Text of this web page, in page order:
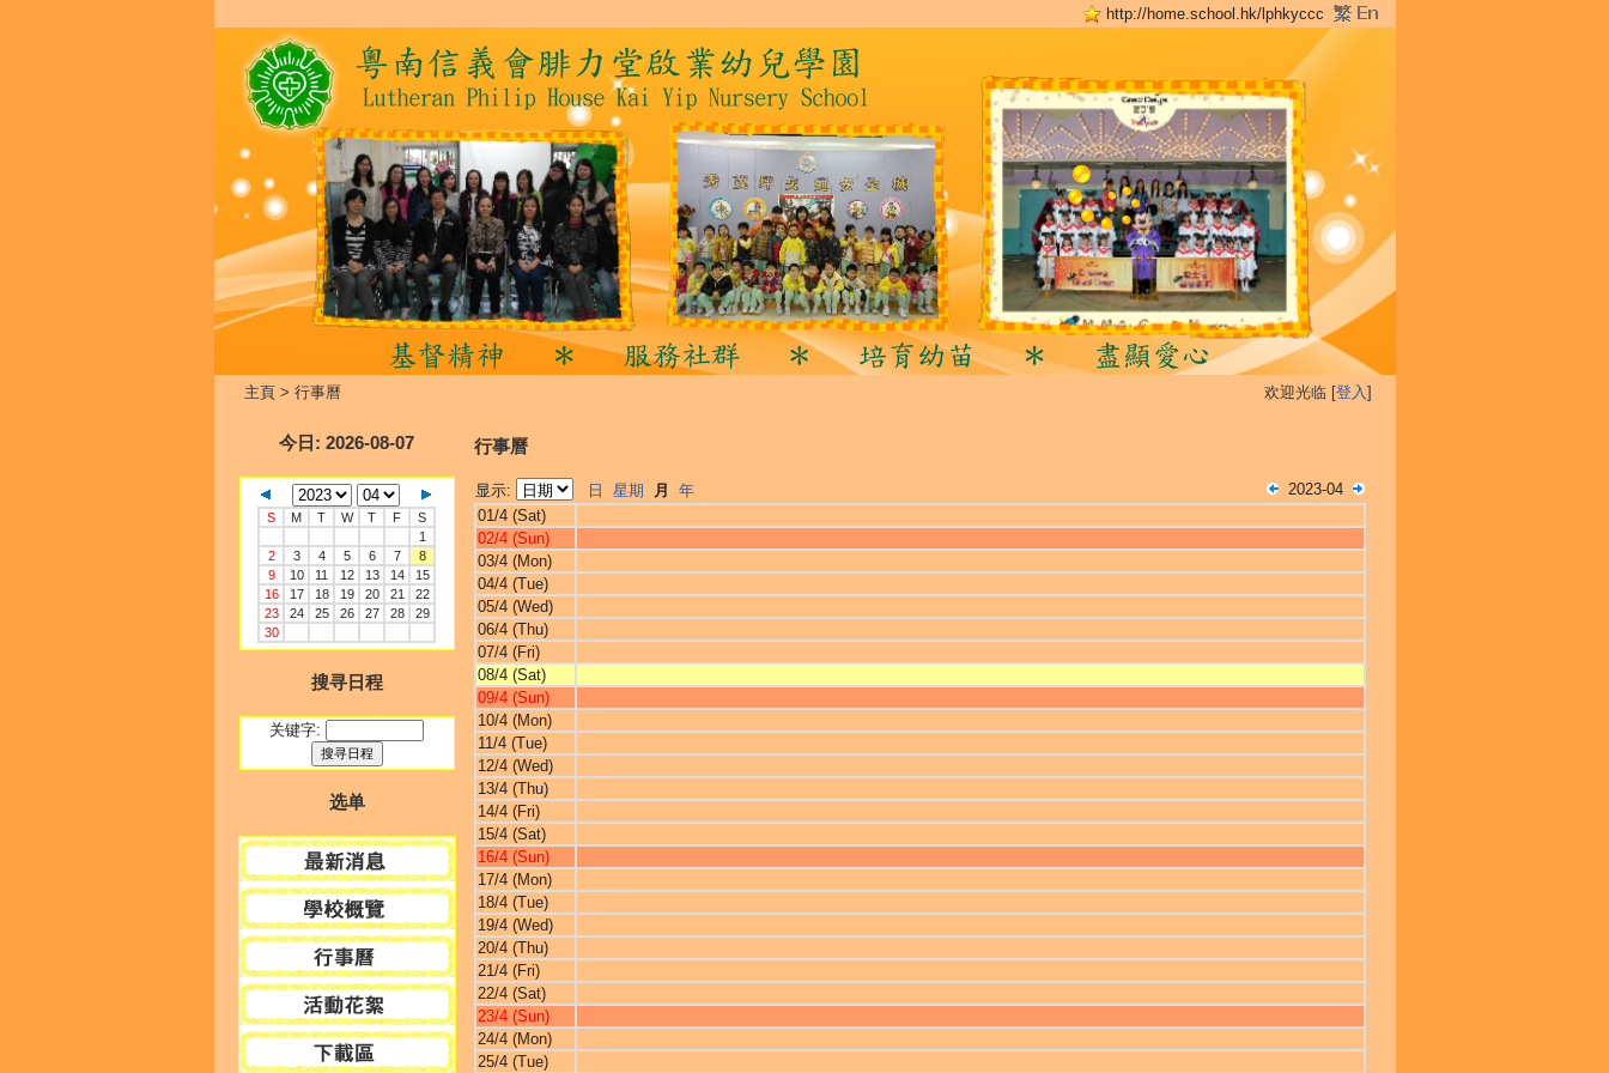
http://home.school.hk/lphkyccc
主頁> 行事曆 欢迎光临 [登入]
今日 : 2026-08-07
S M T W T F
S
1
2
3 4 5 6 7
8
9
10 11 12 13 14
15
16
17 18 19 20 21
22
23
24 25 26 27 28
29
30
搜寻日程
关键字:
选单
行事曆
显示: 日 星期 月 年
2023-04
01/4 (Sat)
02/4 (Sun)
03/4 (Mon)
04/4 (Tue)
05/4 (Wed)
06/4 (Thu)
07/4 (Fri)
08/4 (Sat)
09/4 (Sun)
10/4 (Mon)
11/4 (Tue)
12/4 (Wed)
13/4 (Thu)
14/4 (Fri)
15/4 (Sat)
16/4 (Sun)
17/4 (Mon)
18/4 (Tue)
19/4 (Wed)
20/4 (Thu)
21/4 (Fri)
22/4 (Sat)
23/4 (Sun)
24/4 (Mon)
25/4 (Tue)